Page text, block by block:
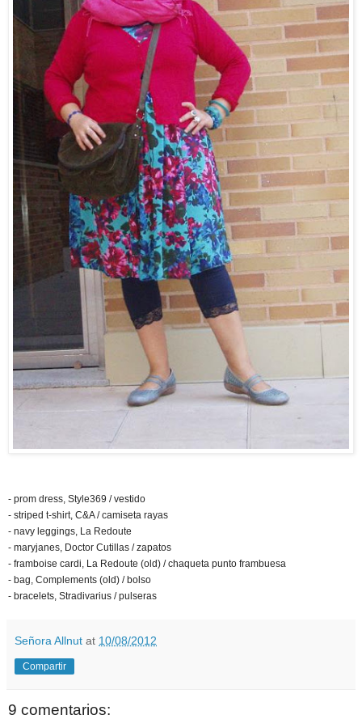
- prom dress, Style369 / vestido
- striped t-shirt, C&A / camiseta rayas
- navy leggings, La Redoute
- maryjanes, Doctor Cutillas / zapatos
- framboise cardi, La Redoute (old) / chaqueta punto frambuesa
- bag, Complements (old) / bolso
- bracelets, Stradivarius / pulseras
Señora Allnut at 10/08/2012
Compartir
9 comentarios: